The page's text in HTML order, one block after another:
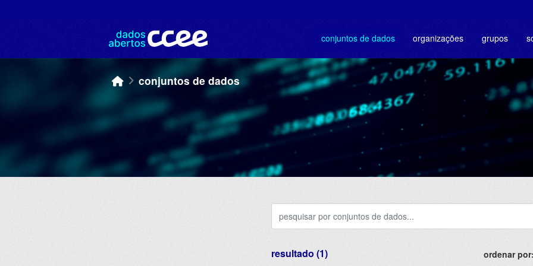
conjuntos de dados organizações grupos
conjuntos de dados
ordenar por
resultado (1)